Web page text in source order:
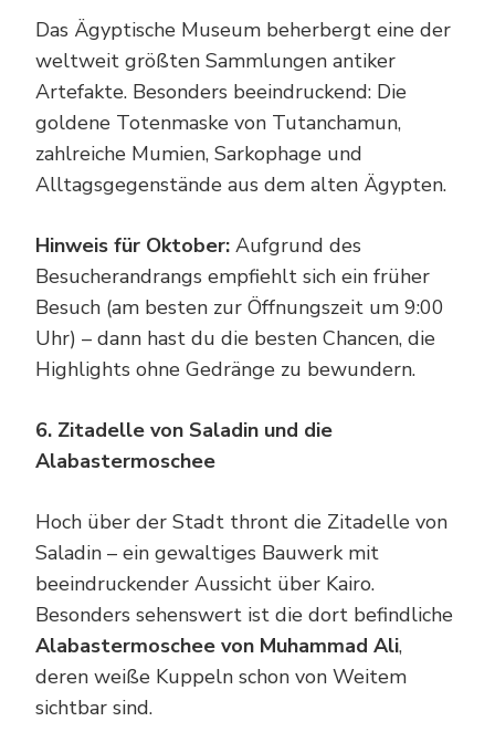
Das Ägyptische Museum beherbergt eine der
weltweit größten Sammlungen antiker
Artefakte. Besonders beeindruckend: Die
goldene Totenmaske von Tutanchamun,
zahlreiche Mumien, Sarkophage und
Alltagsgegenstände aus dem alten Ägypten.
Hinweis für Oktober: Aufgrund des
Besucherandrangs empfiehlt sich ein früher
Besuch (am besten zur Öffnungszeit um 9:00
Uhr) – dann hast du die besten Chancen, die
Highlights ohne Gedränge zu bewundern.
6. Zitadelle von Saladin und die
Alabastermoschee
Hoch über der Stadt thront die Zitadelle von
Saladin – ein gewaltiges Bauwerk mit
beeindruckender Aussicht über Kairo.
Besonders sehenswert ist die dort befindliche
Alabastermoschee von Muhammad Ali,
deren weiße Kuppeln schon von Weitem
sichtbar sind.